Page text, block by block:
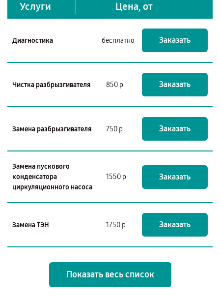
Услуги Цена, от
Диагностика бесплатно Заказать
Чистка разбрызгивателя 850 р Заказать
Замена разбрызгивателя 750 р Заказать
Замена пускового
конденсатора
циркуляционного насоса
1550 р Заказать
Замена ТЭН 1750 р Заказать
Показать весь список